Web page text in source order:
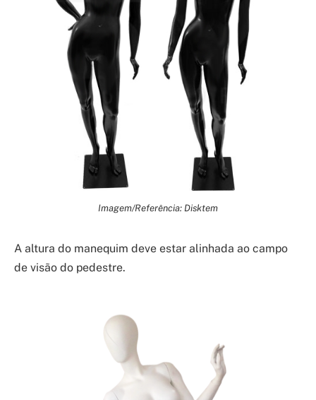
Imagem/Referência: Disktem
A altura do manequim deve estar alinhada ao campo
de visão do pedestre.